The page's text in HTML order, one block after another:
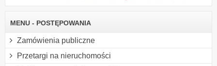
MENU - POSTĘPOWANIA
Zamówienia publiczne
Przetargi na nieruchomości